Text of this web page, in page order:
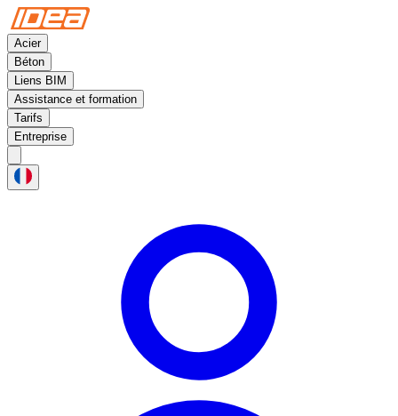
Acier
Béton
Liens BIM
Assistance et formation
Tarifs
Entreprise